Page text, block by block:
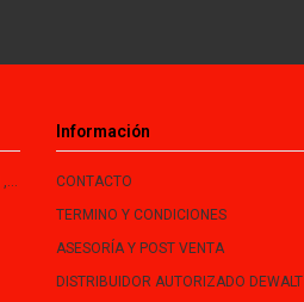
Información
CONTACTO
TERMINO Y CONDICIONES
ASESORÍA Y POST VENTA
DISTRIBUIDOR AUTORIZADO DEWALT